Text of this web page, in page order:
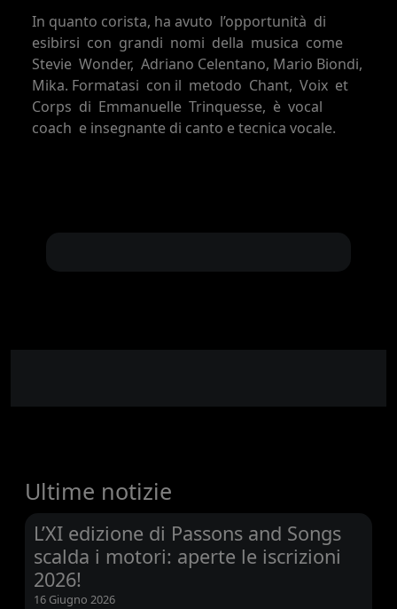
In quanto corista, ha avuto ‭ ‬l’opportunità ‭ ‬di ‭
‬esibirsi ‭ ‬con ‭ ‬grandi ‭ ‬nomi ‭ ‬della ‭ ‬musica ‭ ‬come ‭
‬Stevie ‭ ‬Wonder, ‭ ‬Adriano Celentano, Mario Biondi,
Mika. Formatasi ‭ ‬con il ‭ ‬metodo ‭ ‬Chant, ‭ ‬Voix ‭ ‬et ‭
‬Corps ‭ ‬di ‭ ‬Emmanuelle ‭ ‬Trinquesse, ‭ ‬è ‭ ‬vocal ‭
‬coach ‭ ‬e insegnante di canto e tecnica vocale.
Ultime notizie
L’XI edizione di Passons and Songs
scalda i motori: aperte le iscrizioni
2026!
16 Giugno 2026